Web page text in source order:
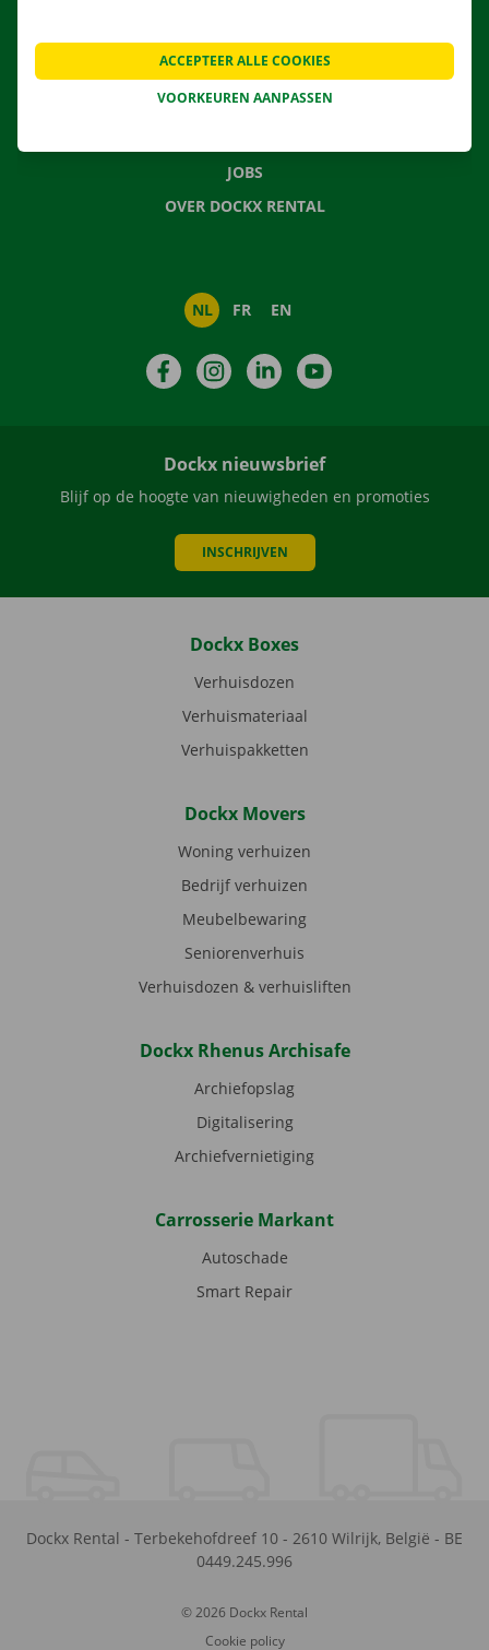
VEELGESTELDE VRAGEN
NIEUWS
JOBS
OVER DOCKX RENTAL
NL FR EN
FacebookInstagramLinkedIn
Dockx nieuwsbrief
Blijf op de hoogte van nieuwigheden en promoties
INSCHRIJVEN
Dockx Boxes
Verhuisdozen
Verhuismateriaal
Verhuispakketten
Dockx Movers
Woning verhuizen
Bedrijf verhuizen
Meubelbewaring
Seniorenverhuis
Verhuisdozen & verhuisliften
Dockx Rhenus Archisafe
Archiefopslag
Digitalisering
Archiefvernietiging
Carrosserie Markant
Autoschade
Smart Repair
Dockx Rental - Terbekehofdreef 10 - 2610 Wilrijk, België - BE
0449.245.996
© 2026 Dockx Rental
Cookie policy
VOORKEUREN AANPASSEN
ACCEPTEER ALLE COOKIES